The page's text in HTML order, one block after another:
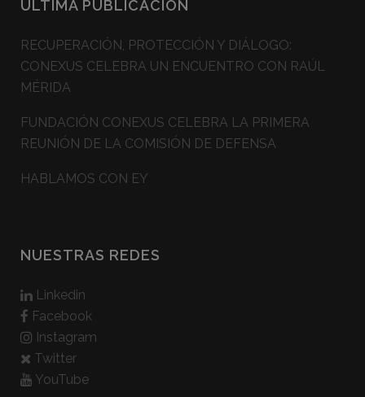
ÚLTIMA PUBLICACIÓN
RECUPERACIÓN, PROTECCIÓN Y DIÁLOGO:
CONEXUS CELEBRA UN ENCUENTRO CON RAÚL
MÉRIDA
FUNDACIÓN CONEXUS CELEBRA LA PRIMERA
REUNIÓN DE LA COMISIÓN DE DEFENSA
HABLAMOS CON EY
NUESTRAS REDES
Linkedin
Facebook
Instagram
Twitter
YouTube